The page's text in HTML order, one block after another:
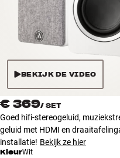
Accessoires
INSPIRATIE
MERKEN
NIEUW
AANBIEDINGEN
BEKIJK DE VIDEO
€ 369/ SET
Goed hifi-stereogeluid,
geluid met HDMI en
installatie! Bekijk ze hier
KleurWit